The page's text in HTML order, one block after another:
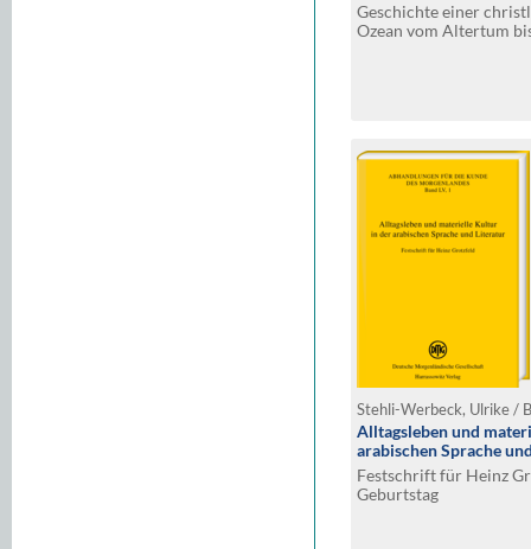
Geschichte einer
Ozean vom Altertum
Stehli-Werbeck, Ulrike /
Alltagsleben und
arabischen Sprache
Festschrift für Heinz
Geburtstag